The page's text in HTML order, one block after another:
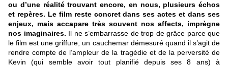
ou d’une réalité trouvant encore, en nous, plusieurs échos
et repères. Le film reste concret dans ses actes et dans ses
enjeux, mais accapare très souvent nos affects, imprègne
nos imaginaires. Il ne s’embarrasse de trop de grâce parce que
le film est une griffure, un cauchemar démesuré quand il s’agit de
rendre compte de l’ampleur de la tragédie et de la perversité de
Kevin (qui semble avoir tout planifié depuis ses 8 ans) à